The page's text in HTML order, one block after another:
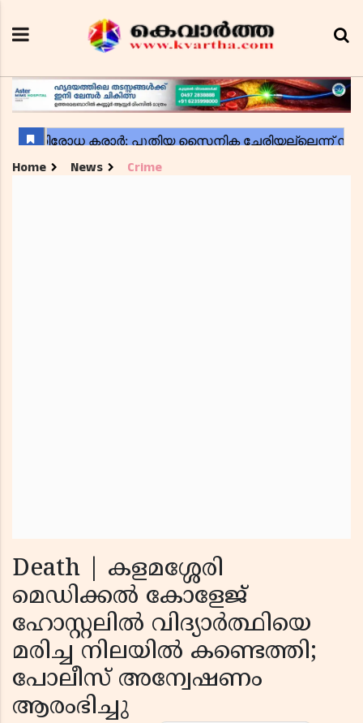
Home News Crime
Death | കളമശ്ശേരി
മെഡിക്കൽ കോളേജ്
ഹോസ്റ്റലിൽ വിദ്യാർത്ഥിയെ
മരിച്ച നിലയിൽ കണ്ടെത്തി;
പോലീസ് അന്വേഷണം
ആരംഭിച്ചു